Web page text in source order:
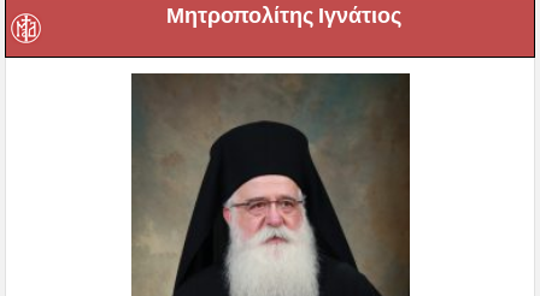
Μητροπολίτης Ιγνάτιος